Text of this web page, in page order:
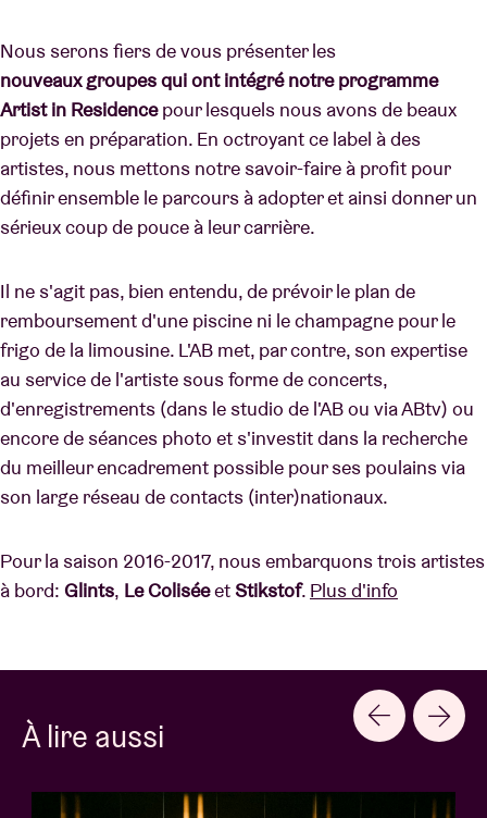
Nous serons fiers de vous présenter les
nouveaux groupes qui ont intégré notre programme
Artist in Residencepour lesquels nous avons de beaux
projets en préparation. En octroyant ce label à des
artistes, nous mettons notre savoir-faire à profit pour
définir ensemble le parcours à adopter et ainsi donner un
sérieux coup de pouce à leur carrière.
Il ne s'agit pas, bien entendu, de prévoir le plan de
remboursement d'une piscine ni le champagne pour le
frigo de la limousine. L'AB met, par contre, son expertise
au service de l'artiste sous forme de concerts,
d'enregistrements (dans le studio de l'AB ou via ABtv) ou
encore de séances photo et s'investit dans la recherche
du meilleur encadrement possible pour ses poulains via
son large réseau de contacts (inter)nationaux.
Pour la saison 2016-2017, nous embarquons trois artistes
à bord: Glints, Le Coliséeet Stikstof. Plus d'info
À lire aussi